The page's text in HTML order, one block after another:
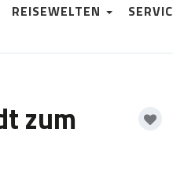
REISEWELTEN
zum